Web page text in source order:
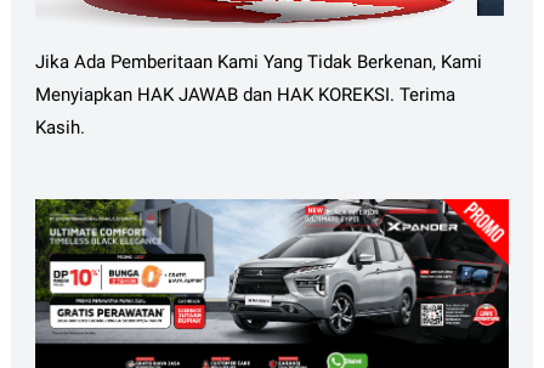
Jika Ada Pemberitaan Kami Yang Tidak Berkenan, Kami
Menyiapkan HAK JAWAB dan HAK KOREKSI. Terima
Kasih.